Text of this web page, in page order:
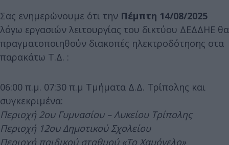
Σας ενημερώνουμε ότι την Πέμπτη 14/08/2025
λόγω εργασιών λειτουργίας του δικτύου ΔΕΔΔΗΕ θα
πραγματοποιηθούν διακοπές ηλεκτροδότησης στα
παρακάτω Τ.Δ. :
06:00 π.μ. 07:30 π.μ Τμήματα Δ.Δ. Τρίπολης και
συγκεκριμένα:
Περιοχή 2ου Γυμνασίου – Λυκείου Τρίπολης
Περιοχή 12ου Δημοτικού Σχολείου
Περιοχή παιδικού σταθμού «Το Χαμόγελο»